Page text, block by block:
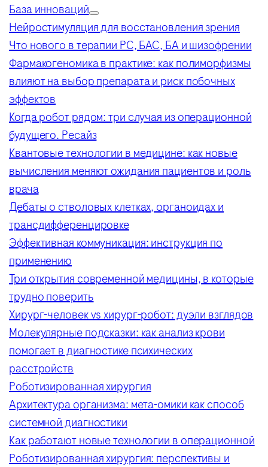
База инноваций
Нейростимуляция для восстановления зрения
Что нового в терапии РС, БАС, БА и шизофрении
Фармакогеномика в практике: как полиморфизмы
влияют на выбор препарата и риск побочных
эффектов
Когда робот рядом: три случая из операционной
будущего. Ресайз
Квантовые технологии в медицине: как новые
вычисления меняют ожидания пациентов и роль
врача
Дебаты о стволовых клетках, органоидах и
трансдифференцировке
Эффективная коммуникация: инструкция по
применению
Три открытия современной медицины, в которые
трудно поверить
Хирург-человек vs хирург-робот: дуэли взглядов
Молекулярные подсказки: как анализ крови
помогает в диагностике психических
расстройств
Роботизированная хирургия
Архитектура организма: мета-омики как способ
системной диагностики
Как работают новые технологии в операционной
Роботизированная хирургия: перспективы и